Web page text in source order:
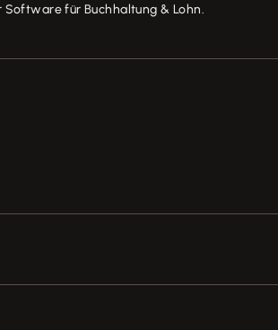
Software für Buchhaltung & Lohn.